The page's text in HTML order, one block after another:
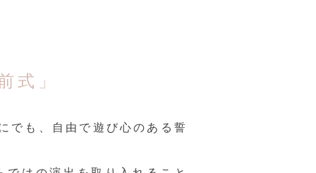
式」
でも、自由で遊び心のある誓